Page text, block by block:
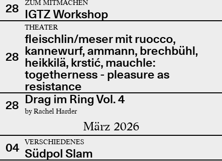
28
ZUM MITMACHEN
IGTZ Workshop
28
THEATER
fleischlin/meser mit ruocco,
kannewurf, ammann, brechbühl,
heikkilä, krstić, mauchle:
togetherness - pleasure as
resistance
28 Drag im Ring Vol. 4
by Rachel Harder
März 2026
04 VERSCHIEDENES
Südpol Slam